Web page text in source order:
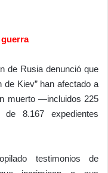
de Rusia denunció que
Kiev” han afectado a
muerto —incluidos 225
8.167 expedientes
testimonios de